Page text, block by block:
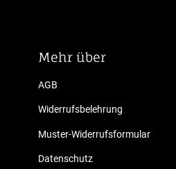
Mehr über
AGB
Widerrufsbelehrung
Muster-Widerrufsformular
Datenschutz